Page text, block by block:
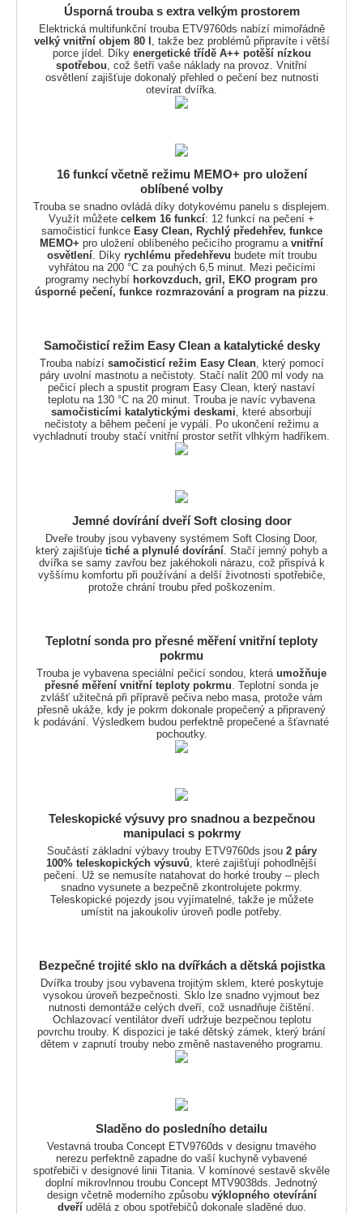
Úsporná trouba s extra velkým prostorem
Elektrická multifunkční trouba ETV9760ds nabízí mimořádně
velký vnitřní objem 80 l , takže bez problémů připravíte i větší
porce jídel. Díky energetické třídě A++ potěší nízkou
spotřebou, což šetří vaše náklady na provoz. Vnitřní
osvětlení zajišťuje dokonalý přehled o pečení bez nutnosti
otevírat dvířka.
16 funkcí včetně režimu MEMO+ pro uložení
oblíbené volby
Trouba se snadno ovládá díky dotykovému panelu s displejem.
Využít můžete celkem 16 funkcí: 12 funkcí na pečení +
samočisticí funkce Easy Clean, Rychlý předehřev, funkce
MEMO+ pro uložení oblíbeného pečicího programu a vnitřní
osvětlení. Díky rychlému předehřevu budete mít troubu
vyhřátou na 200 °C za pouhých 6,5 minut. Mezi pečicími
programy nechybí horkovzduch, gril, EKO program pro
úsporné pečení, funkce rozmrazování a program na pizzu.
Samočisticí režim Easy Clean a katalytické desky
Trouba nabízí samočisticí režim Easy Clean, který pomocí
páry uvolní mastnotu a nečistoty. Stačí nalít 200 ml vody na
pečicí plech a spustit program Easy Clean, který nastaví
teplotu na 130 °C na 20 minut. Trouba je navíc vybavena
samočisticími katalytickými deskami, které absorbují
nečistoty a během pečení je vypálí. Po ukončení režimu a
vychladnutí trouby stačí vnitřní prostor setřít vlhkým hadříkem.
Jemné dovírání dveří Soft closing door
Dveře trouby jsou vybaveny systémem Soft Closing Door,
který zajišťuje tiché a plynulé dovírání. Stačí jemný pohyb a
dvířka se samy zavřou bez jakéhokoli nárazu, což přispívá k
vyššímu komfortu při používání a delší životnosti spotřebiče,
protože chrání troubu před poškozením.
Teplotní sonda pro přesné měření vnitřní teploty
pokrmu
Trouba je vybavena speciální pečicí sondou, která umožňuje
přesné měření vnitřní teploty pokrmu. Teplotní sonda je
zvlášť užitečná při přípravě pečiva nebo masa, protože vám
přesně ukáže, kdy je pokrm dokonale propečený a připravený
k podávání. Výsledkem budou perfektně propečené a šťavnaté
pochoutky.
Teleskopické výsuvy pro snadnou a bezpečnou
manipulaci s pokrmy
Součástí základní výbavy trouby ETV9760ds jsou 2 páry
100% teleskopických výsuvů, které zajišťují pohodlnější
pečení. Už se nemusíte natahovat do horké trouby – plech
snadno vysunete a bezpečně zkontrolujete pokrmy.
Teleskopické pojezdy jsou vyjímatelné, takže je můžete
umístit na jakoukoliv úroveň podle potřeby.
Bezpečné trojité sklo na dvířkách a dětská pojistka
Dvířka trouby jsou vybavena trojitým sklem, které poskytuje
vysokou úroveň bezpečnosti. Sklo lze snadno vyjmout bez
nutnosti demontáže celých dveří, což usnadňuje čištění.
Ochlazovací ventilátor dveří udržuje bezpečnou teplotu
povrchu trouby. K dispozici je také dětský zámek, který brání
dětem v zapnutí trouby nebo změně nastaveného programu.
Sladěno do posledního detailu
Vestavná trouba Concept ETV9760ds v designu tmavého
nerezu perfektně zapadne do vaší kuchyně vybavené
spotřebiči v designové linii Titania. V komínové sestavě skvěle
doplní mikrovlnnou troubu Concept MTV9038ds. Jednotný
design včetně moderního způsobu výklopného otevírání
dveříudělá z obou spotřebičů dokonale sladěné duo.